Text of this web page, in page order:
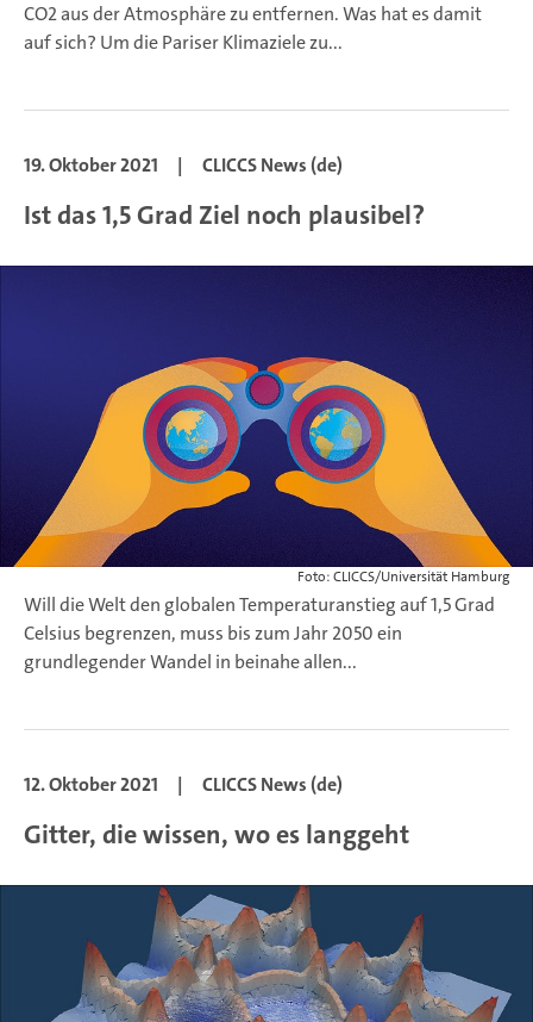
CO2 aus der Atmosphäre zu entfernen. Was hat es damit
auf sich? Um die Pariser Klimaziele zu...
19. Oktober 2021 | CLICCS News (de)
Ist das 1,5 Grad Ziel noch plausibel?
Foto: CLICCS/Universität Hamburg
Will die Welt den globalen Temperaturanstieg auf 1,5 Grad
Celsius begrenzen, muss bis zum Jahr 2050 ein
grundlegender Wandel in beinahe allen...
12. Oktober 2021 | CLICCS News (de)
Gitter, die wissen, wo es langgeht